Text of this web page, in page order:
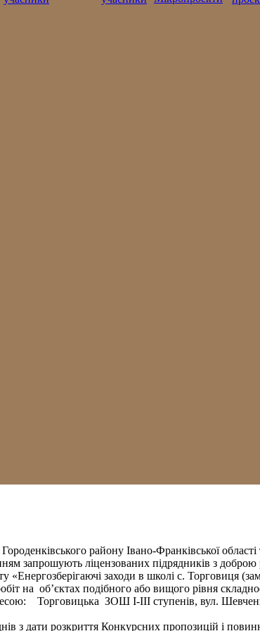
району Івано-Франківської
запрошують ліцензованих підрядників з доброю
«Енергозберігаючі заходи в школі с. Торговиця
на об’єктах подібного або вищого рівня
Торговицька ЗОШ І-ІІІ ступенів, вул.
з дати розкриття Конкурсних пропозицій і